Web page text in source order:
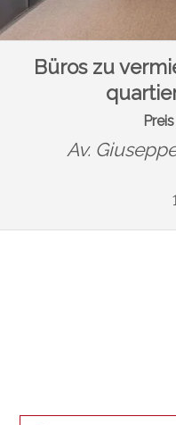
Büros zu
Av.